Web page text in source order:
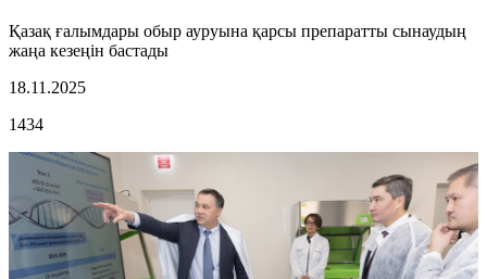
Қазақ ғалымдары обыр ауруына қарсы препаратты сынаудың
жаңа кезеңін бастады
18.11.2025
1434